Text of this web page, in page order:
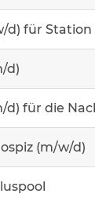
d) für Station
d)
für die
(m/w/d)